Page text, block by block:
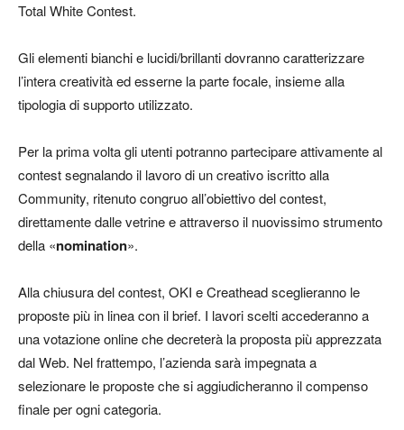
Total White Contest.
Gli elementi bianchi e lucidi/brillanti dovranno caratterizzare
l’intera creatività ed esserne la parte focale, insieme alla
tipologia di supporto utilizzato.
Per la prima volta gli utenti potranno partecipare attivamente al
contest segnalando il lavoro di un creativo iscritto alla
Community, ritenuto congruo all’obiettivo del contest,
direttamente dalle vetrine e attraverso il nuovissimo strumento
della «nomination».
Alla chiusura del contest, OKI e Creathead sceglieranno le
proposte più in linea con il brief. I lavori scelti accederanno a
una votazione online che decreterà la proposta più apprezzata
dal Web. Nel frattempo, l’azienda sarà impegnata a
selezionare le proposte che si aggiudicheranno il compenso
finale per ogni categoria.